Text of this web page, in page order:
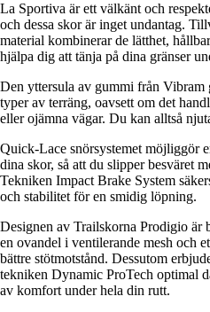
La Sportiva är ett välkänt och
och dessa skor är inget undantag.
material kombinerar de lätthet,
hjälpa dig att tänja på dina gränser
Den yttersula av gummi från Vibram
typer av terräng, oavsett om det
eller ojämna vägar. Du kan alltså
Quick-Lace snörsystemet möjliggör
dina skor, så att du slipper besväret
Tekniken Impact Brake System
och stabilitet för en smidig löpning.
Designen av Trailskorna Prodigio är
en ovandel i ventilerande mesh och
bättre stötmotstånd. Dessutom
tekniken Dynamic ProTech optimal
av komfort under hela din rutt.